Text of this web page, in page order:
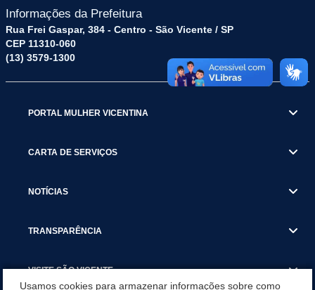
Informações da Prefeitura
Rua Frei Gaspar, 384 - Centro - São Vicente / SP
CEP 11310-060
(13) 3579-1300
PORTAL MULHER VICENTINA
CARTA DE SERVIÇOS
NOTÍCIAS
TRANSPARÊNCIA
VISITE SÃO VICENTE
Usamos cookies para armazenar informações sobre como